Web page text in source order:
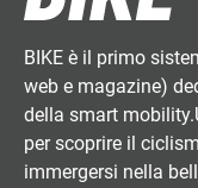
BIKE è il primo
web e magazine)
della smart
per scoprire il
immergersi nella